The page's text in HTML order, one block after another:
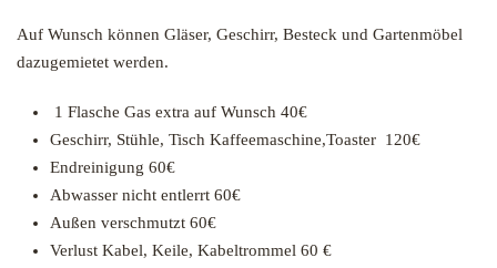
Auf Wunsch können Gläser, Geschirr, Besteck und Gartenmöbel
dazugemietet werden.
1 Flasche Gas extra auf Wunsch 40€
Geschirr, Stühle, Tisch Kaffeemaschine,Toaster 120€
Endreinigung 60€
Abwasser nicht entlerrt 60€
Außen verschmutzt 60€
Verlust Kabel, Keile, Kabeltrommel 60 €